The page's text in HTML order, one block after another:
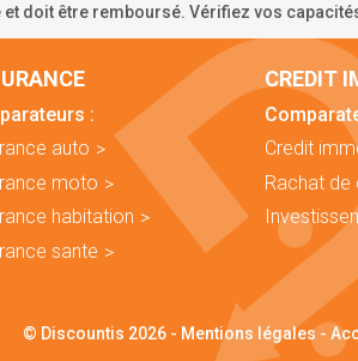
et doit être remboursé. Vérifiez vos
:
auto
moto
habitation
sante
CREDIT
Credit
Rachat
© Discountis 2026 - Mentions légales -